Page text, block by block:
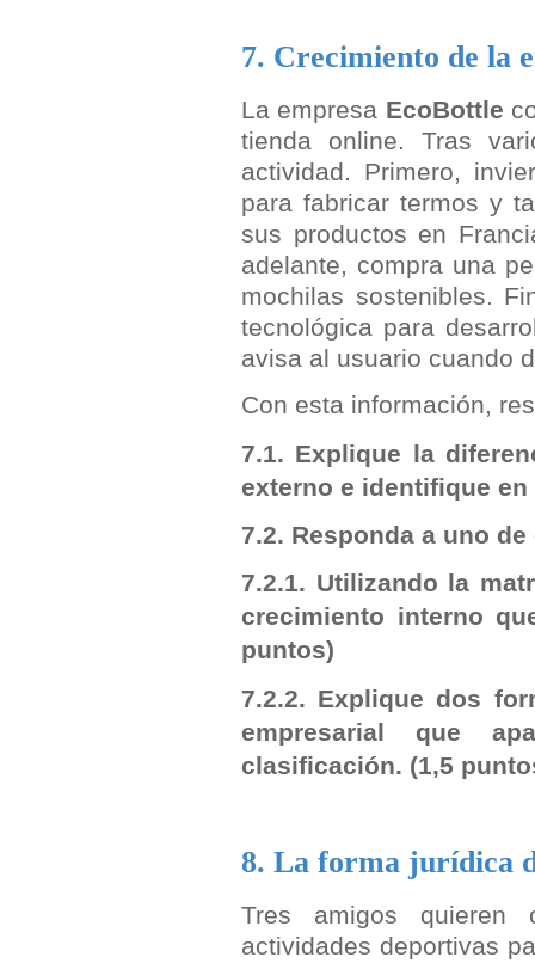
7. Crecimiento de la
La empresa EcoBottle
tienda online. Tras
actividad. Primero,
para fabricar termos y
sus productos en
adelante, compra una
mochilas sostenibles.
tecnológica para
avisa al usuario cuando
Con esta información,
7.1. Explique la
externo e identifique
7.2. Responda a uno
7.2.1. Utilizando la
crecimiento interno
puntos)
7.2.2. Explique dos
empresarial que
clasificación. (1,5
8. La forma jurídica
Tres amigos quieren
actividades deportivas